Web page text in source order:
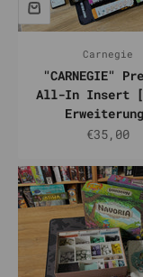
Carnegie
"CARNEGIE"
All-In Insert
Prix de
€35,00